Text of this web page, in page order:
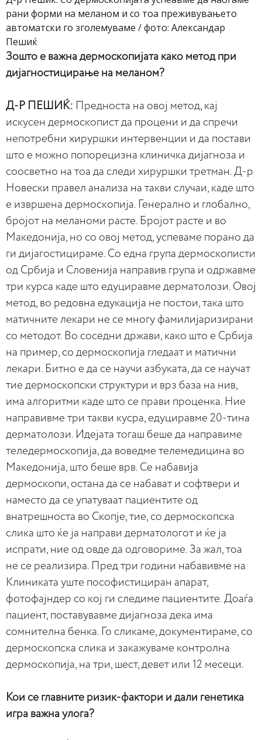
рани форми на меланом и со тоа преживувањето
автоматски го зголемуваме / фото: Александар
Пешиќ
Зошто е важна дермоскопијата како метод при
дијагностицирање на меланом?
Д-Р ПЕШИЌ:
Предноста на овој метод, кај
искусен дермоскопист да процени и да спречи
непотребни хируршки интервенции и да постави
што е можно попорецизна клиничка дијагноза и
соосветно на тоа да следи хируршки третман. Д-р
Новески правел анализа на такви случаи, каде што
е извршена дермоскопија. Генерално и глобално,
бројот на меланоми расте. Бројот расте и во
Македонија, но со овој метод, успеваме порано да
ги дијагостицираме. Со една група дермоскописти
од Србија и Словенија направив група и одржавме
три курса каде што едуциравме дерматолози. Овој
метод, во редовна едукација не постои, така што
матичните лекари не се многу фамилијаризирани
со методот. Во соседни држави, како што е Србија
на пример, со дермоскопија гледаат и матични
лекари. Битно е да се научи азбуката, да се научат
тие дермоскопски структури и врз база на нив,
има алгоритми каде што се прави проценка. Ние
направивме три такви кусра, едуциравме 20-тина
дерматолози. Идејата тогаш беше да направиме
теледермоскопија, да воведме телемедицина во
Македонија, што беше врв. Се набавија
дермоскопи, остана да се набават и софтвери и
наместо да се упатуваат пациентите од
внатрешноста во Скопје, тие, со дермоскопска
слика што ќе ја направи дерматологот и ќе ја
испрати, ние од овде да одговориме. За жал, тоа
не се реализира. Пред три години набавивме на
Клиниката уште пософистициран апарат,
фотофајндер со кој ги следиме пациентите. Доаѓа
пациент, поставувавме дијагноза дека има
сомнителна бенка. Го сликаме, документираме, со
дермоскопска слика и закажуваме контролна
дермоскопија, на три, шест, девет или 12 месеци.
Кои се главните ризик-фактори и дали генетика
игра важна улога?